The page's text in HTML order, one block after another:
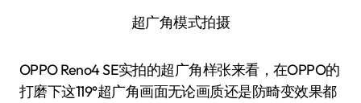
超广角模式拍摄
OPPO Reno4 SE实拍的超广角样张来看，在OPPO的
打磨下这119°超广角画面无论画质还是防畸变效果都